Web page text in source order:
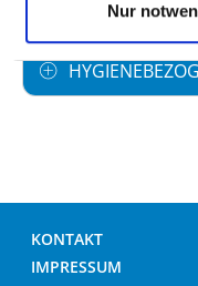
Nur
KONTAKT
IMPRESSUM